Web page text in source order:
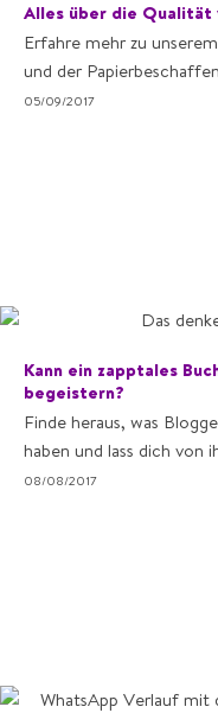
Alles über die Qualität
Erfahre mehr zu
und der
05/09/2017
Kann ein zapptales
begeistern?
Finde heraus, was
haben und lass dich von
08/08/2017